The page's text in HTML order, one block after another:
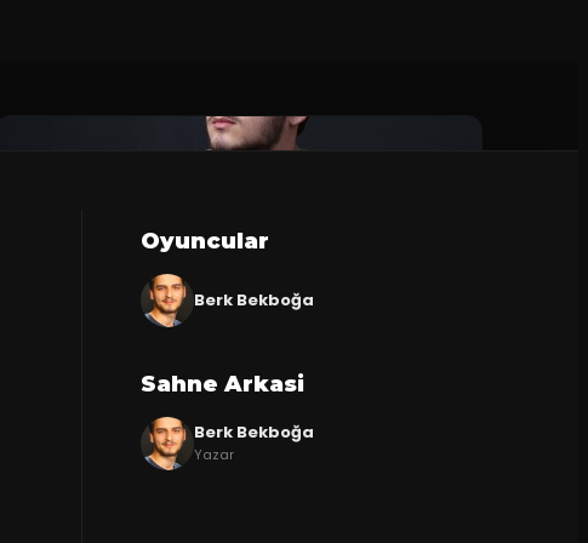
Oyuncular
Berk Bekboğa
Sahne Arkasi
Berk Bekboğa
Yazar